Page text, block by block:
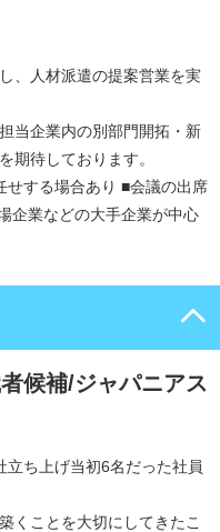
、人材派遣の提案営業を実
当企業内の別部門開拓・新
期待しております。
せする場合あり ■会議の出席
企業などの大手企業が中心
候補/ジャパニアス
ち上げ当初6名だった社員
くことを大切にしてきたこ